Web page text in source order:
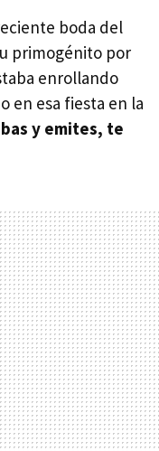
boda del
primogénito por
enrollando
en esa fiesta en la
y emites, te